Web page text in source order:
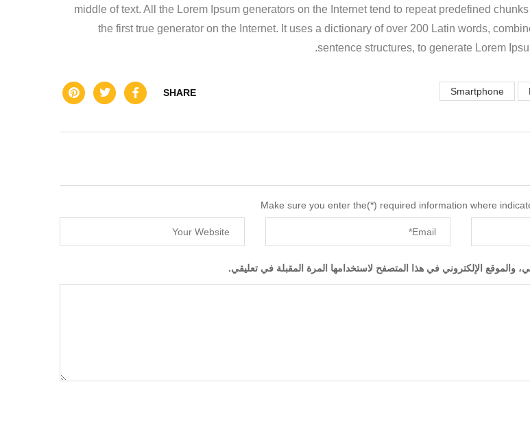
middle of text. All the Lorem Ipsum generators on the Internet tend to repeat predefined
the first true generator on the Internet. It uses a dictionary of over 200 Latin words,
sentence structures, to generate Lorem
Smartphone
SHARE
Make sure you enter the(*) required information where
والموقع الإلكتروني في هذا المتصفح لاستخدامها المرة المقبلة في تعليقي.